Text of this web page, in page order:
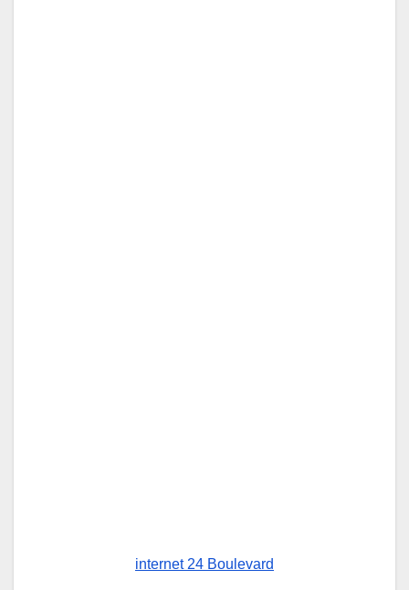
internet 24 Boulevard